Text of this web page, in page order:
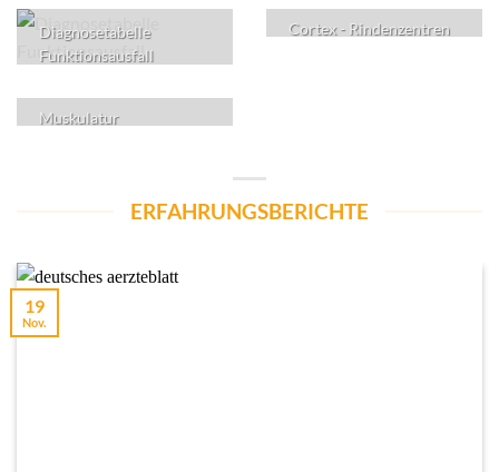
Diagnosetabelle
Funktionsausfall
Cortex - Rindenzentren
Muskulatur
ERFAHRUNGSBERICHTE
19
Nov.